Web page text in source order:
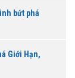
bứt phá
Giới Hạn,